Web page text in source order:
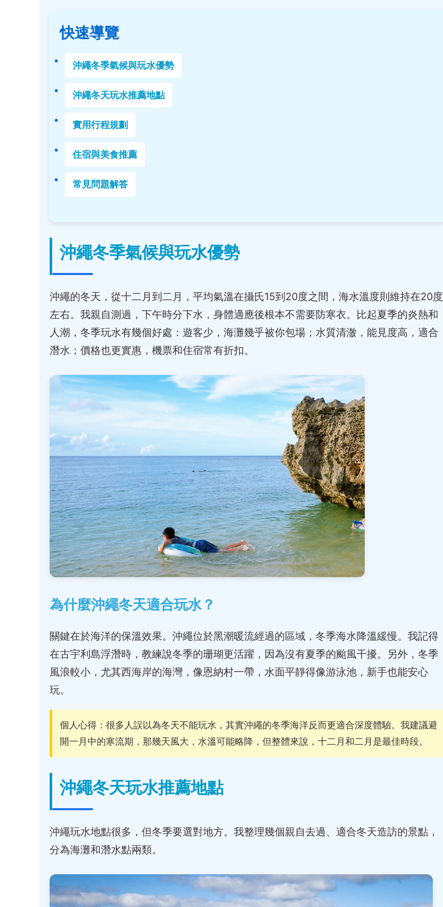
快速導覽
沖繩冬季氣候與玩水優勢
沖繩冬天玩水推薦地點
實用行程規劃
住宿與美食推薦
常見問題解答
沖繩冬季氣候與玩水優勢
沖繩的冬天，從十二月到二月，平均氣溫在攝氏15到20度之間，海水溫度則維持在20度
左右。我親自測過，下午時分下水，身體適應後根本不需要防寒衣。比起夏季的炎熱和
人潮，冬季玩水有幾個好處：遊客少，海灘幾乎被你包場；水質清澈，能見度高，適合
潛水；價格也更實惠，機票和住宿常有折扣。
為什麼沖繩冬天適合玩水？
關鍵在於海洋的保溫效果。沖繩位於黑潮暖流經過的區域，冬季海水降溫緩慢。我記得
在古宇利島浮潛時，教練說冬季的珊瑚更活躍，因為沒有夏季的颱風干擾。另外，冬季
風浪較小，尤其西海岸的海灣，像恩納村一帶，水面平靜得像游泳池，新手也能安心
玩。
個人心得：很多人誤以為冬天不能玩水，其實沖繩的冬季海洋反而更適合深度體驗。我建議避
開一月中的寒流期，那幾天風大，水溫可能略降，但整體來說，十二月和二月是最佳時段。
沖繩冬天玩水推薦地點
沖繩玩水地點很多，但冬季要選對地方。我整理幾個親自去過、適合冬天造訪的景點，
分為海灘和潛水點兩類。